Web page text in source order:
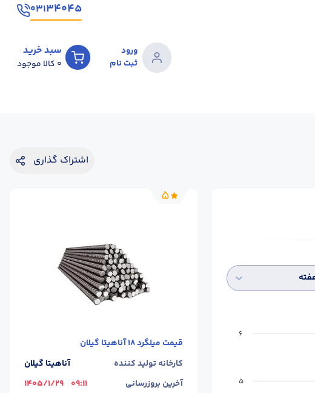
۳۴۰۴۵۰۳۱
ورود
ثبت نام
سبد خرید
0 کالا موجود
اشتراک گذاری
6
5
5
قیمت میلگرد 18 آناهیتا گیلان
کارخانه تولید کننده
آناهیتا گیلان
آخرین بروزرسانی
09:11
1405/1/29